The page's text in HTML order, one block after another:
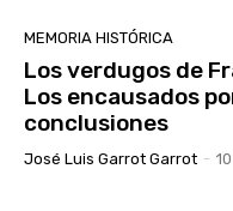
MEMORIA HISTÓRICA
Los verdugos de
Los encausados
conclusiones
José Luis Garrot Garrot -